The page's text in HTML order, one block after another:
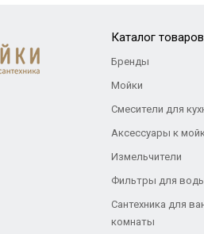
Каталог товаров
Бренды
Мойки
Смесители для
Аксессуары к
Измельчители
Фильтры для
Сантехника для
комнаты